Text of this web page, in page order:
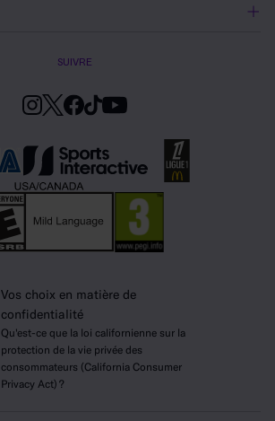
SUIVRE
Vos choix en matière de
confidentialité
Qu'est-ce que la loi californienne sur la
protection de la vie privée des
consommateurs (California Consumer
Privacy Act) ?